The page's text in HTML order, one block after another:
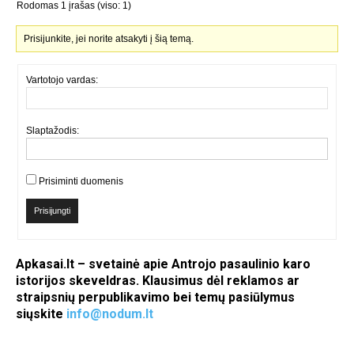
Rodomas 1 įrašas (viso: 1)
Prisijunkite, jei norite atsakyti į šią temą.
Vartotojo vardas:
Slaptažodis:
Prisiminti duomenis
Prisijungti
Apkasai.lt – svetainė apie Antrojo pasaulinio karo
istorijos skeveldras. Klausimus dėl reklamos ar
straipsnių perpublikavimo bei temų pasiūlymus
siųskite info@nodum.lt